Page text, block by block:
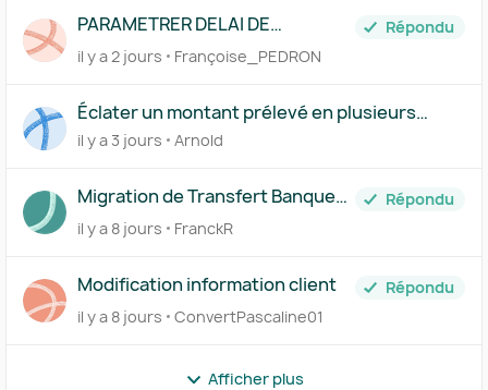
PARAMETRER DELAI DE
PAIEMENT FICHE FOURNISSEUR
Répondu
il y a 2 jours
Françoise_PEDRON
Éclater un montant prélevé en plusieurs
comptes via le Centre des règles
il y a 3 jours Arnold
Migration de Transfert Banque
vers Pennylane
Répondu
il y a 8 jours
FranckR
Modification information client
Répondu
il y a 8 jours
ConvertPascaline01
Afficher plus